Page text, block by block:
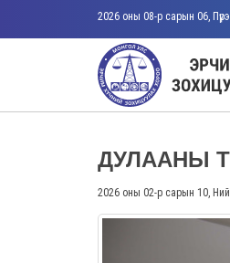
2026 оны 08-р сарын 06,
ДУЛААНЫ
2026 оны 02-р сарын 10,